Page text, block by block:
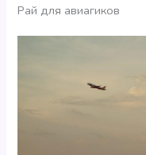
Рай для авиагиков